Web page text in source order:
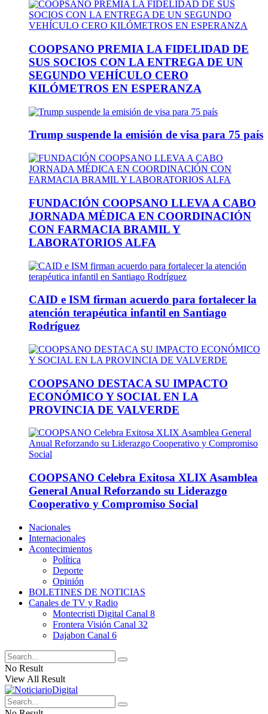
COOPSANO PREMIA LA FIDELIDAD DE
SUS SOCIOS CON LA ENTREGA DE UN
SEGUNDO VEHÍCULO CERO
KILÓMETROS EN ESPERANZA
Trump suspende la emisión de visa para 75 país
FUNDACIÓN COOPSANO LLEVA A CABO
JORNADA MÉDICA EN COORDINACIÓN
CON FARMACIA BRAMIL Y
LABORATORIOS ALFA
CAID e ISM firman acuerdo para fortalecer la
atención terapéutica infantil en Santiago
Rodríguez
COOPSANO DESTACA SU IMPACTO
ECONÓMICO Y SOCIAL EN LA
PROVINCIA DE VALVERDE
COOPSANO Celebra Exitosa XLIX Asamblea
General Anual Reforzando su Liderazgo
Cooperativo y Compromiso Social
Nacionales
Internacionales
Acontecimientos
Política
Deporte
Opinión
BOLETINES DE NOTICIAS
Canales de TV y Radio
Montecristi Digital Canal 8
Frontera Visión Canal 32
Dajabon Canal 6
No Result
View All Result